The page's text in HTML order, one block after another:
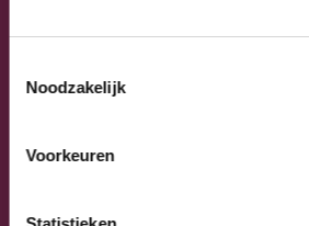
Noodzakelijk
Voorkeuren
Privacy Policy
© 2026 Burnex Group B.V. | Design by